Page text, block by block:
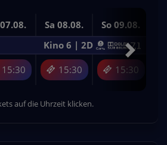
Sa 08.08. So 09.08.
Kino 6 | 2D
15:30 15:30 15:30
auf die Uhrzeit klicken.